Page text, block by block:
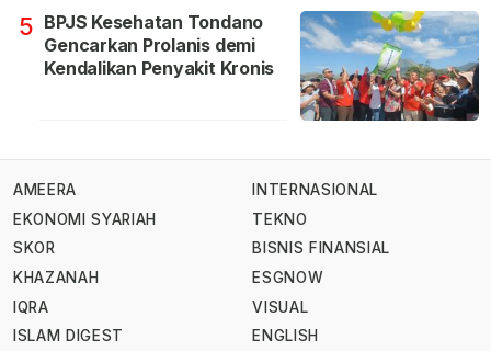
5 BPJS Kesehatan Tondano
Gencarkan Prolanis demi
Kendalikan Penyakit Kronis
AMEERA
EKONOMI SYARIAH
SKOR
KHAZANAH
IQRA
ISLAM DIGEST
INTERNASIONAL
TEKNO
BISNIS FINANSIAL
ESGNOW
VISUAL
ENGLISH